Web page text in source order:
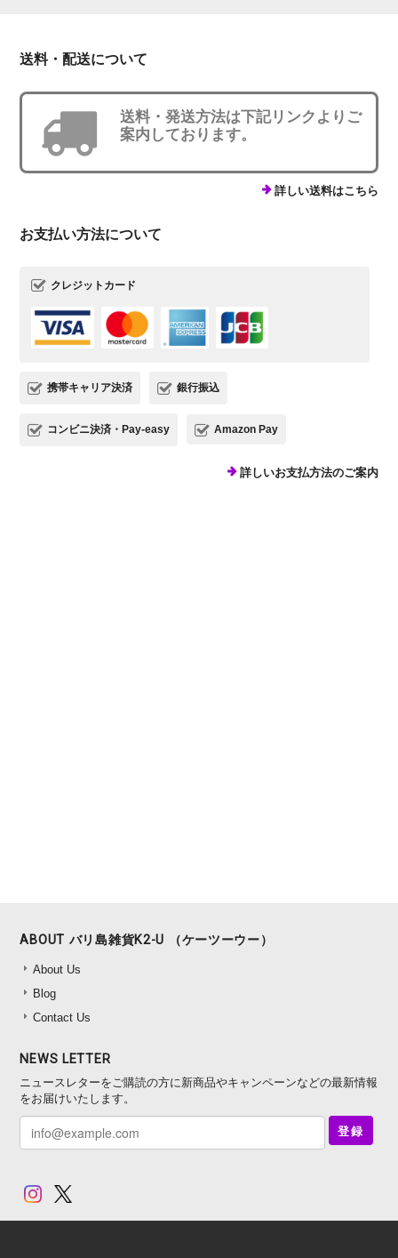
送料・配送について
送料・発送方法は下記リンクよりご
案内しております。
詳しい送料はこちら
お支払い方法について
クレジットカード
携帯キャリア決済 銀行振込
コンビニ決済・Pay-easy Amazon Pay
詳しいお支払方法のご案内
ABOUT バリ島雑貨K2-U （ケーツーウー）
About Us
Blog
Contact Us
NEWS LETTER
ニュースレターをご購読の方に新商品やキャンペーンなどの最新情報
をお届けいたします。
登録